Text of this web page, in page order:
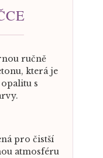
ručně
která je
s
pro čistší
atmosféru